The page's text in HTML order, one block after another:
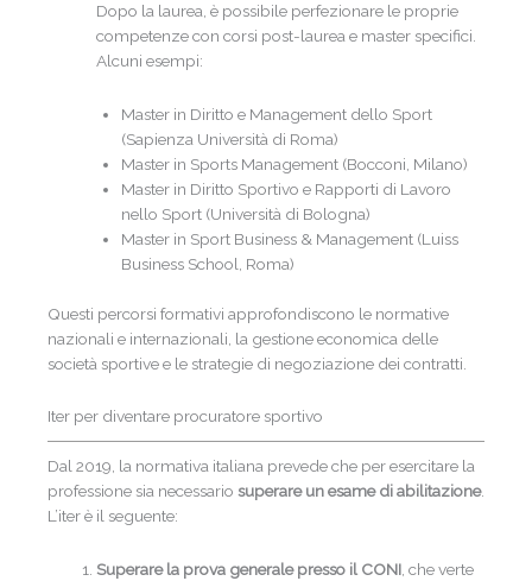
Dopo la laurea, è possibile perfezionare le proprie
competenze con corsi post-laurea e master specifici.
Alcuni esempi:
Master in Diritto e Management dello Sport
(Sapienza Università di Roma)
Master in Sports Management (Bocconi, Milano)
Master in Diritto Sportivo e Rapporti di Lavoro
nello Sport (Università di Bologna)
Master in Sport Business & Management (Luiss
Business School, Roma)
Questi percorsi formativi approfondiscono le normative
nazionali e internazionali, la gestione economica delle
società sportive e le strategie di negoziazione dei contratti.
Iter per diventare procuratore sportivo
Dal 2019, la normativa italiana prevede che per esercitare la
professione sia necessario superare un esame di abilitazione.
L’iter è il seguente:
Superare la prova generale presso il CONI, che verte